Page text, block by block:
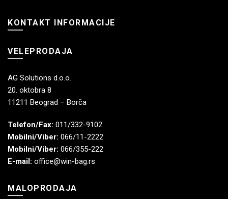
KONTAKT INFORMACIJE
VELEPRODAJA
AG Solutions d.o.o.
20. oktobra 8
11211 Beograd – Borča
Telefon/Fax: 011/332-9102
Mobilni/Viber: 066/11-2222
Mobilni/Viber: 066/355-222
E-mail: office@win-bag.rs
MALOPRODAJA